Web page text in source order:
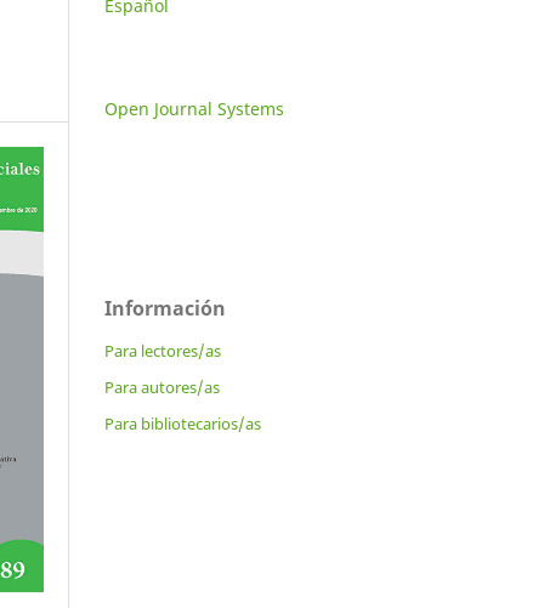
Español
Open Journal Systems
Información
Para lectores/as
Para autores/as
Para bibliotecarios/as